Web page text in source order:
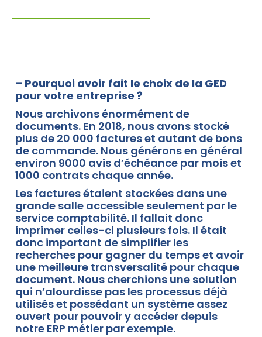
– Pourquoi avoir fait le choix de la GED
pour votre entreprise ?
Nous archivons énormément de
documents. En 2018, nous avons stocké
plus de 20 000 factures et autant de bons
de commande. Nous générons en général
environ 9000 avis d’échéance par mois et
1000 contrats chaque année.
Les factures étaient stockées dans une
grande salle accessible seulement par le
service comptabilité. Il fallait donc
imprimer celles-ci plusieurs fois. Il était
donc important de simplifier les
recherches pour gagner du temps et avoir
une meilleure transversalité pour chaque
document. Nous cherchions une solution
qui n’alourdisse pas les processus déjà
utilisés et possédant un système assez
ouvert pour pouvoir y accéder depuis
notre ERP métier par exemple.